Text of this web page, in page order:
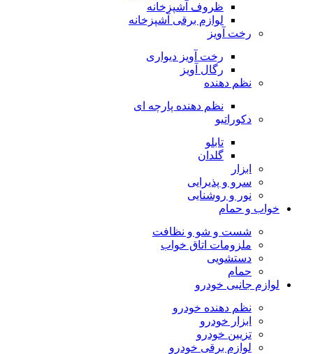
ظروف آشپزخانه
لوازم برقی آشپزخانه
رخت آویز
رخت آویز دیواری
رگال آویز
نظم دهنده
نظم دهنده پارچه ای
دکوراتیو
تابلو
گلدان
ابزار
سرو و پذیرایی
نور و روشنایی
خواب و حمام
شست و شو و نظافت
ملزومات اتاق خواب
دستشویی
حمام
لوازم جانبی خودرو
نظم دهنده خودرو
ابزار خودرو
تزیین خودرو
لوازم برقی خودرو